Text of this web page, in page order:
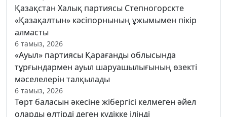
Қазақстан Халық партиясы Степногорскте
«Қазақалтын» кәсіпорнының ұжымымен пікір
алмасты
6 тамыз, 2026
«Ауыл» партиясы Қарағанды облысында
тұрғындармен ауыл шаруашылығының өзекті
мәселелерін талқылады
6 тамыз, 2026
Төрт баласын әкесіне жібергісі келмеген әйел
оларды өлтірді деген күдікке ілінді